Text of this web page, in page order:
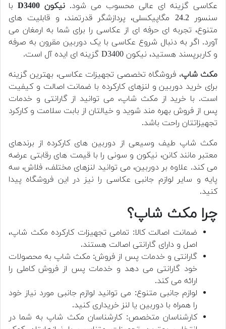
عکاسی گزینه ای عالی محسوب می شود. نیکون D3400
با
سنسور 24.2 مگاپیکسلی، پردازشگر قدرتمند، و قابلیت های
متنوع، تجربه ای حرفه ای از عکاسی را برای شما به ارمغان می
آورد. اگر به دنبال شروع عکاسی با یک دوربین مقرون به صرفه
و کاربرپسند هستید، نیکون D3400 گزینه ای ایده آل است.
مکث شاپ، فروشگاه تخصصی تجهیزات عکاسی، بهترین گزینه
برای خرید دوربین و لنزهای کارکرده با ضمانت اصالت و کیفیت
است. با خرید از مکث شاپ، می توانید از گارانتی و خدمات
پس از فروش بهره مند شوید و خیالتان از بابت سلامت و کارکرد
تجهیزاتتان راحت باشد.
مکث شاپ طیف وسیعی از دوربین های کارکرده از برندهای
معتبر مانند کانن، نیکون و سونی را با قیمت های رقابتی عرضه
می کند. علاوه بر دوربین، می توانید لنزهای مختلف، فلاش، سه
پایه و سایر لوازم جانبی عکاسی را نیز در این فروشگاه پیدا
کنید.
چرا مکث شاپ؟
ضمانت اصالت کالا: تمامی تجهیزات کارکرده مکث شاپ،
اصل و دارای گارانتی اصالت هستند.
گارانتی و خدمات پس از فروش: مکث شاپ به محصولات
خود گارانتی می دهد و خدمات پس از فروش کاملی را
ارائه می کند.
لوازم جانبی متنوع: می توانید لوازم جانبی مورد نیاز خود
را همراه با دوربین یا لنز خریداری کنید.
کارشناسان متخصص: کارشناسان مکث شاپ به شما در